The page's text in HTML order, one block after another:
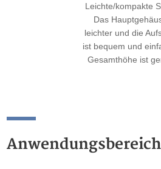
Leichte/kompakte
Das
leichter und die
ist bequem und
Gesamthöhe ist
Anwendungsbereich